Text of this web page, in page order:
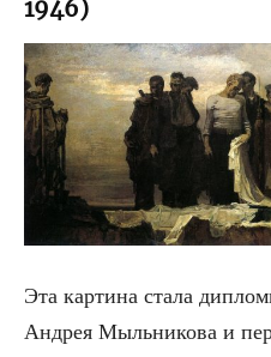
1946)
Эта кар­ти­на ста­ла
Андрея Мыль­ни­ко­ва и